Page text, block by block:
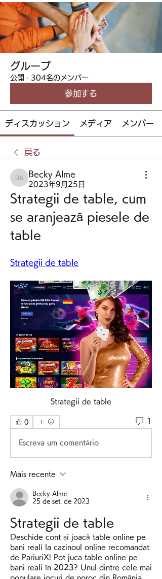
グループ
公開 · 304名のメンバー
参加する
ディスカッション メディア メンバー
戻る
Becky Alme
Becky Alme
2023年9月25日
Strategii de table, cum
se aranjează piesele de
table
Strategii de table
Strategii de table
0 1
Escreva um comentário
Mais recente
Becky Alme
25 de set. de 2023
Strategii de table
Deschide cont și joacă table online pe
bani reali la cazinoul online recomandat
de PariuriX! Pot juca table online pe
bani reali în 2023? Unul dintre cele mai
populare jocuri de noroc din România